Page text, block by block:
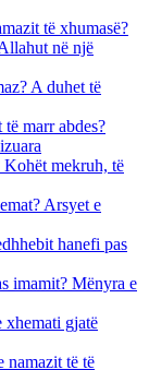
të xhumasë?
në një
A duhet të
marr abdes?
mekruh, të
Arsyet e
hanefi pas
imamit? Mënyra e
xhemati gjatë
namazit të të